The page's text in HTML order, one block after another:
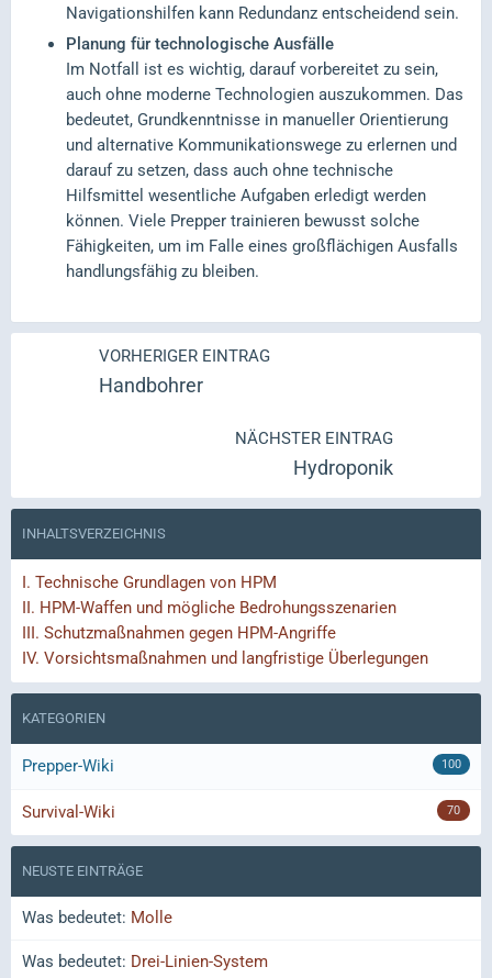
Navigationshilfen kann Redundanz entscheidend sein.
Planung für technologische Ausfälle
Im Notfall ist es wichtig, darauf vorbereitet zu sein,
auch ohne moderne Technologien auszukommen. Das
bedeutet, Grundkenntnisse in manueller Orientierung
und alternative Kommunikationswege zu erlernen und
darauf zu setzen, dass auch ohne technische
Hilfsmittel wesentliche Aufgaben erledigt werden
können. Viele Prepper trainieren bewusst solche
Fähigkeiten, um im Falle eines großflächigen Ausfalls
handlungsfähig zu bleiben.
VORHERIGER EINTRAG
Handbohrer
NÄCHSTER EINTRAG
Hydroponik
INHALTSVERZEICHNIS
I. Technische Grundlagen von HPM
II. HPM-Waffen und mögliche Bedrohungsszenarien
III. Schutzmaßnahmen gegen HPM-Angriffe
IV. Vorsichtsmaßnahmen und langfristige Überlegungen
KATEGORIEN
Prepper-Wiki 100
Survival-Wiki 70
NEUSTE EINTRÄGE
Was bedeutet: Molle
Was bedeutet: Drei-Linien-System